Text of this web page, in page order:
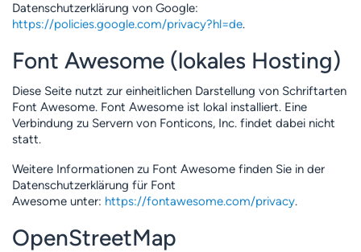
Datenschutzerklärung von Google:
https://policies.google.com/privacy?hl=de.
Font Awesome (lokales Hosting)
Diese Seite nutzt zur einheitlichen Darstellung von Schriftarten
Font Awesome. Font Awesome ist lokal installiert. Eine
Verbindung zu Servern von Fonticons, Inc. findet dabei nicht
statt.
Weitere Informationen zu Font Awesome finden Sie in der
Datenschutzerklärung für Font
Awesome unter: https://fontawesome.com/privacy.
OpenStreetMap